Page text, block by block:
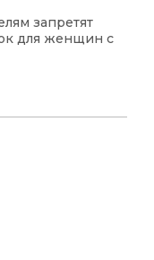
запретят
для женщин с